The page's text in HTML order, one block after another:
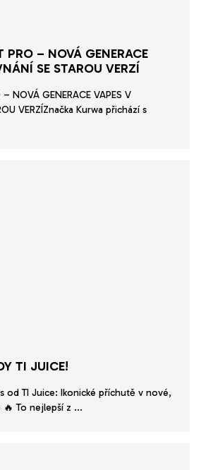
PRO – NOVÁ GENERACE
SE STAROU VERZÍ
– NOVÁ GENERACE VAPES V
VERZÍZnačka Kurwa přichází s
TI JUICE!
od TI Juice: Ikonické příchutě v nové,
To nejlepší z ...